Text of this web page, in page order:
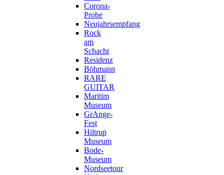
Corona-
Probe
Neujahrsempfang
Rock
am
Schacht
Residenz
Böhmann
RARE
GUITAR
Maritim
Museum
GrAnge-
Fest
Hiltrup
Museum
Bode-
Museum
Nordseetour